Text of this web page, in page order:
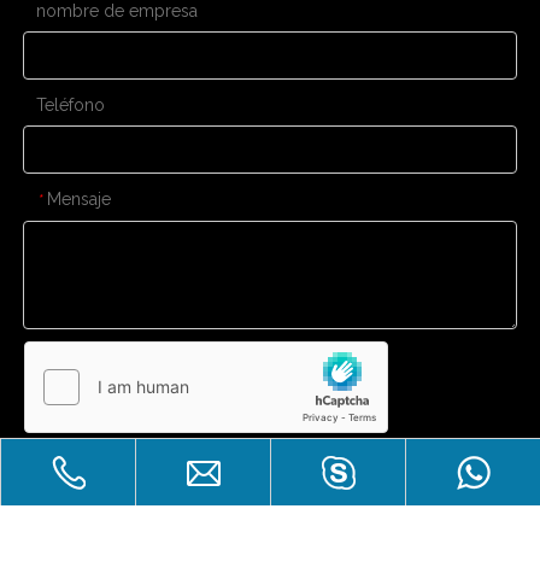
CONTÁCTENOS
nombre de empresa
Teléfono
* Mensaje
Enviar
Gran venta